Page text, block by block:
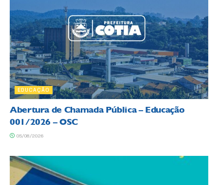
EDUCAÇÃO
Abertura de Chamada Pública – Educação
001/2026 – OSC
05/08/2026